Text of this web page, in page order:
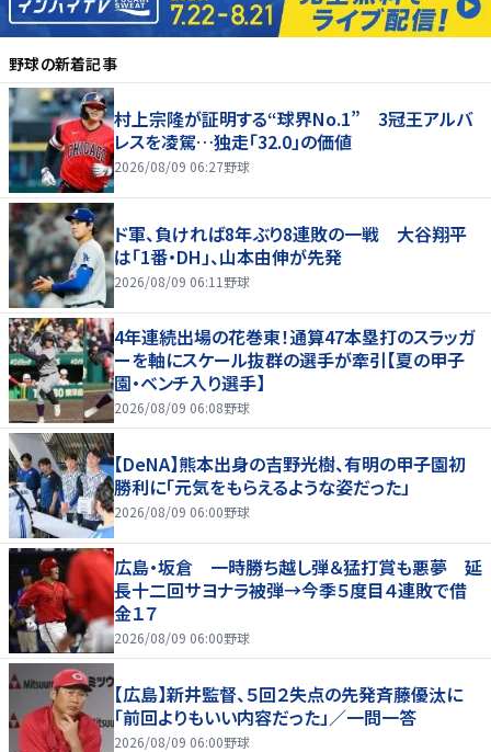
野球の新着記事
村上宗隆が証明する“球界No.1” 3冠王アルバ
レスを凌駕…独走「32.0」の価値
2026/08/09 06:27野球
ド軍、負ければ8年ぶり8連敗の一戦 大谷翔平
は「1番・DH」、山本由伸が先発
2026/08/09 06:11 野球
4年連続出場の花巻東！通算47本塁打のスラッガ
ーを軸にスケール抜群の選手が牽引【夏の甲子
園・ベンチ入り選手】
2026/08/09 06:08野球
【DeNA】熊本出身の吉野光樹、有明の甲子園初
勝利に「元気をもらえるような姿だった」
2026/08/09 06:00野球
広島・坂倉 一時勝ち越し弾＆猛打賞も悪夢 延
長十二回サヨナラ被弾→今季５度目４連敗で借
金１７
2026/08/09 06:00野球
【広島】新井監督、５回２失点の先発斉藤優汰に
「前回よりもいい内容だった」／一問一答
2026/08/09 06:00野球